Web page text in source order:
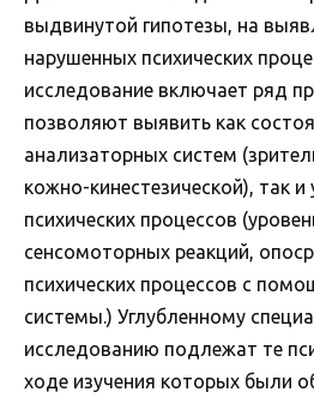
выдвинутой гипотезы, на
нарушенных психических
исследование включает ряд
позволяют выявить как
анализаторных систем
кожно-кинестезической), так
психических процессов
сенсомоторных реакций,
психических процессов с
системы.) Углубленному
исследованию подлежат те
ходе изучения которых были